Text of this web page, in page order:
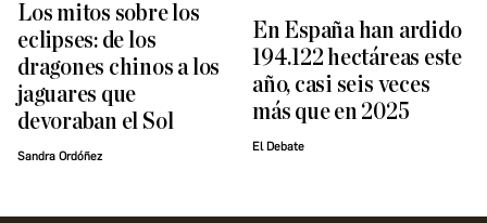
Los mitos sobre los
eclipses: de los
dragones chinos a los
jaguares que
devoraban el Sol
Sandra Ordóñez
En España han ardido
194.122 hectáreas este
año, casi seis veces
más que en 2025
El Debate